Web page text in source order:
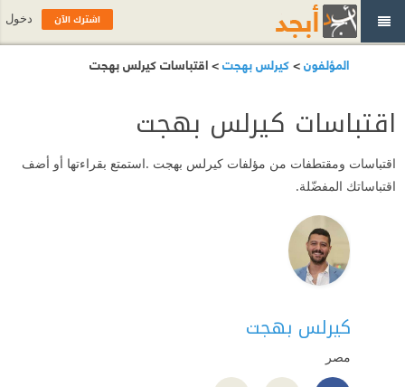
المؤلفون>كيرلس بهجت> اقتباسات كيرلس بهجت
اقتباسات كيرلس بهجت
اقتباسات ومقتطفات من مؤلفات كيرلس بهجت .استمتع بقراءتها أو أضف
اقتباساتك المفضّلة.
كيرلس بهجت
مصر
اشترك الآن دخول